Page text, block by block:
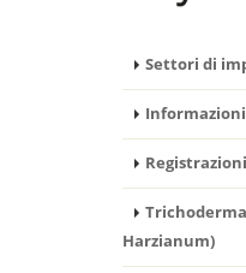
Settori di
Registrazioni
Harzianum)